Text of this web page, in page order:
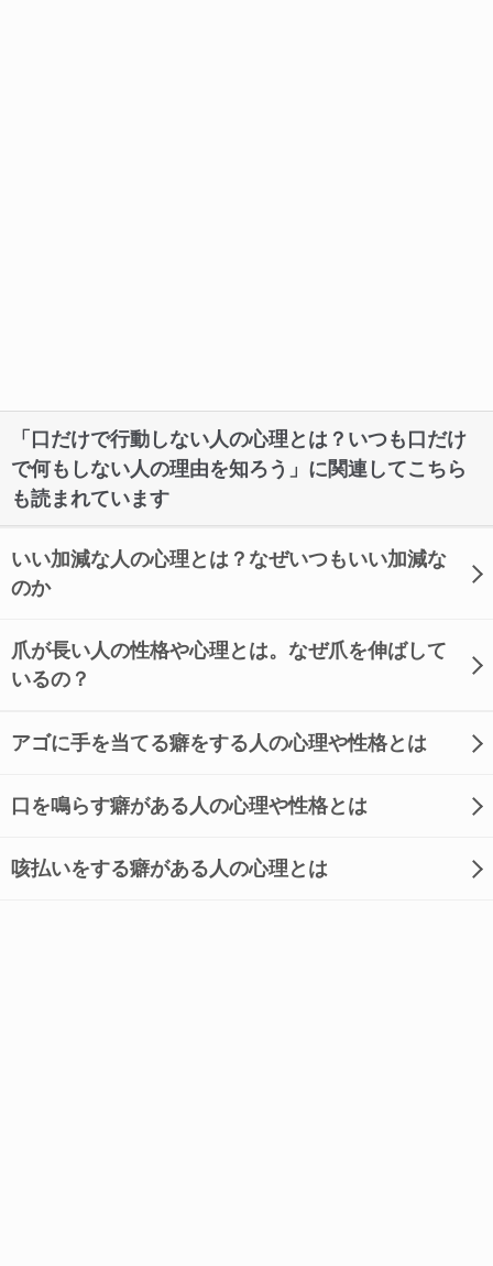
「口だけで行動しない人の心理とは？いつも口だけ
で何もしない人の理由を知ろう」に関連してこちら
も読まれています
いい加減な人の心理とは？なぜいつもいい加減な
のか
爪が長い人の性格や心理とは。なぜ爪を伸ばして
いるの？
アゴに手を当てる癖をする人の心理や性格とは
口を鳴らす癖がある人の心理や性格とは
咳払いをする癖がある人の心理とは